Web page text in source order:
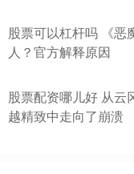
股票可以杠杆吗 《恶
人？官方解释原因
股票配资哪儿好 从云
越精致中走向了崩溃